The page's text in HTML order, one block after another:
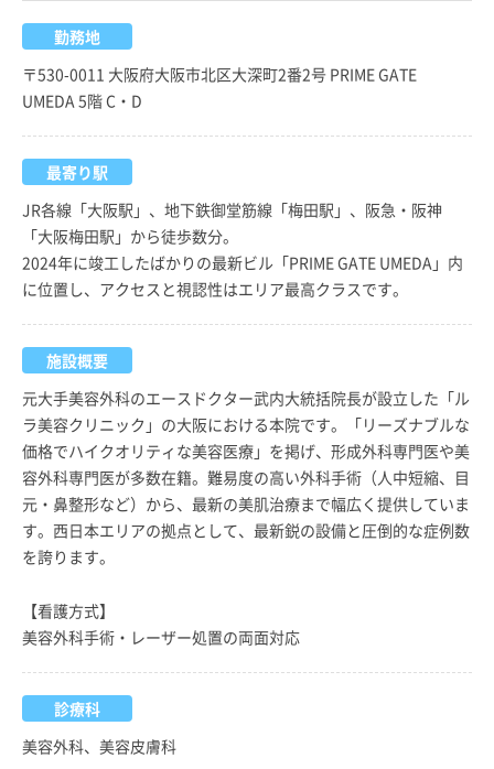
勤務地
〒530-0011 大阪府大阪市北区大深町2番2号 PRIME GATE
UMEDA 5階 C・D
最寄り駅
JR各線「大阪駅」、地下鉄御堂筋線「梅田駅」、阪急・阪神
「大阪梅田駅」から徒歩数分。
2024年に竣工したばかりの最新ビル「PRIME GATE UMEDA」内
に位置し、アクセスと視認性はエリア最高クラスです。
施設概要
元大手美容外科のエースドクター武内大統括院長が設立した「ル
ラ美容クリニック」の大阪における本院です。「リーズナブルな
価格でハイクオリティな美容医療」を掲げ、形成外科専門医や美
容外科専門医が多数在籍。難易度の高い外科手術（人中短縮、目
元・鼻整形など）から、最新の美肌治療まで幅広く提供していま
す。西日本エリアの拠点として、最新鋭の設備と圧倒的な症例数
を誇ります。
【看護方式】
美容外科手術・レーザー処置の両面対応
診療科
美容外科、美容皮膚科